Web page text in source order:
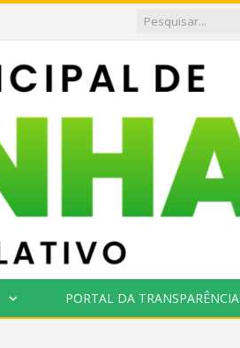
PORTAL DA TRANSPARÊNCIA